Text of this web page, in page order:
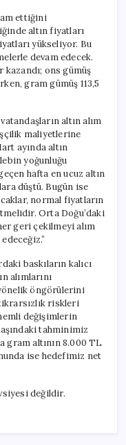
ettiğini
altın fiyatları
yükseliyor. Bu
devam edecek.
kazandı; ons gümüş
gram gümüş 113,5
altın alım
maliyetlerine
ayında altın
yoğunluğu
hafta en ucuz altın
düştü. Bugün ise
normal fiyatların
Orta Doğu’daki
geri çekilmeyi alım
baskıların kalıcı
alımlarını
yönelik öngörülerini
riskleri
değişimlerin
tahminimiz
gram altının 8.000 TL
ise hedefimiz net
değildir.